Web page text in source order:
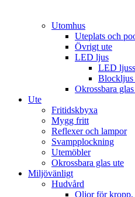
Utomhus
Uteplats och
Övrigt ute
LED ljus
LED
Blockljus
Okrossbara
Ute
Fritidskbyxa
Mygg fritt
Reflexer och lampor
Svampplockning
Utemöbler
Okrossbara glas ute
Miljövänligt
Hudvård
Oljor för kropp,